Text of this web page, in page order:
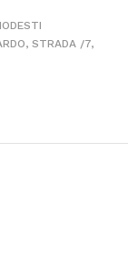
STRADA /7,